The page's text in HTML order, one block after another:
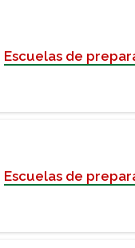
Escuelas de
Escuelas de